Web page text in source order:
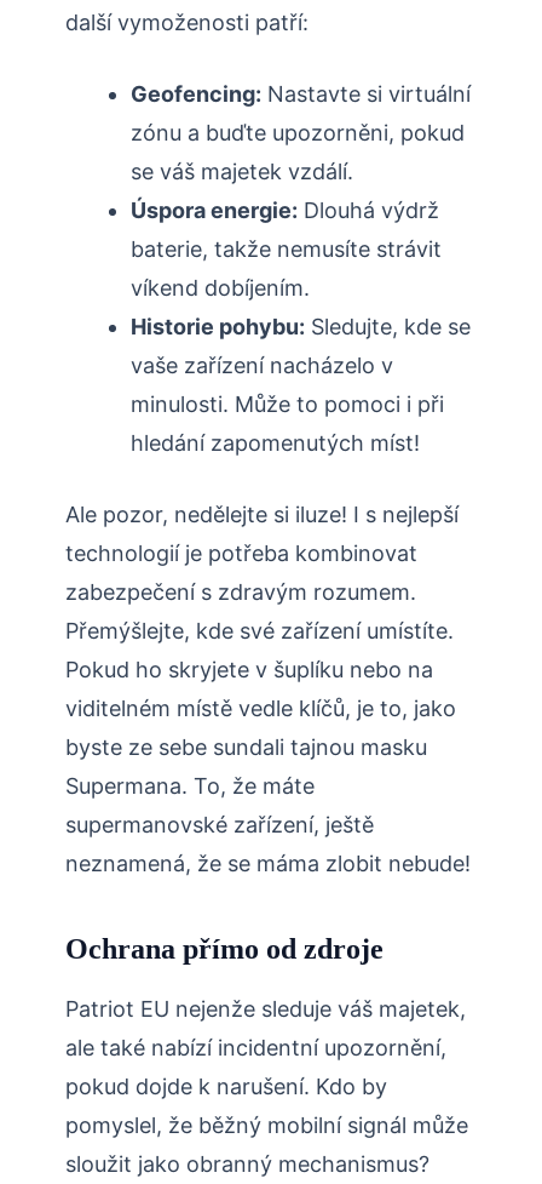
další vymoženosti patří:
Geofencing: Nastavte si virtuální
zónu a buďte upozorněni, pokud
se váš majetek vzdálí.
Úspora energie: Dlouhá výdrž
baterie, takže nemusíte strávit
víkend dobíjením.
Historie pohybu: Sledujte, kde se
vaše zařízení nacházelo v
minulosti. Může to pomoci i při
hledání zapomenutých míst!
Ale pozor, nedělejte si iluze! I s nejlepší
technologií je potřeba kombinovat
zabezpečení s zdravým rozumem.
Přemýšlejte, kde své zařízení umístíte.
Pokud ho skryjete v šuplíku nebo na
viditelném místě vedle klíčů, je to, jako
byste ze sebe sundali tajnou masku
Supermana. To, že máte
supermanovské zařízení, ještě
neznamená, že se máma zlobit nebude!
Ochrana přímo od zdroje
Patriot EU nejenže sleduje váš majetek,
ale také nabízí incidentní upozornění,
pokud dojde k narušení. Kdo by
pomyslel, že běžný mobilní signál může
sloužit jako obranný mechanismus?